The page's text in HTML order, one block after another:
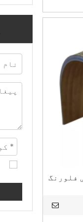
فلورنگ